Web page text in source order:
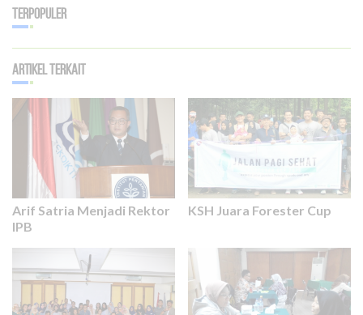
Terpopuler
Artikel Terkait
Arif Satria Menjadi Rektor
IPB
KSH Juara Forester Cup